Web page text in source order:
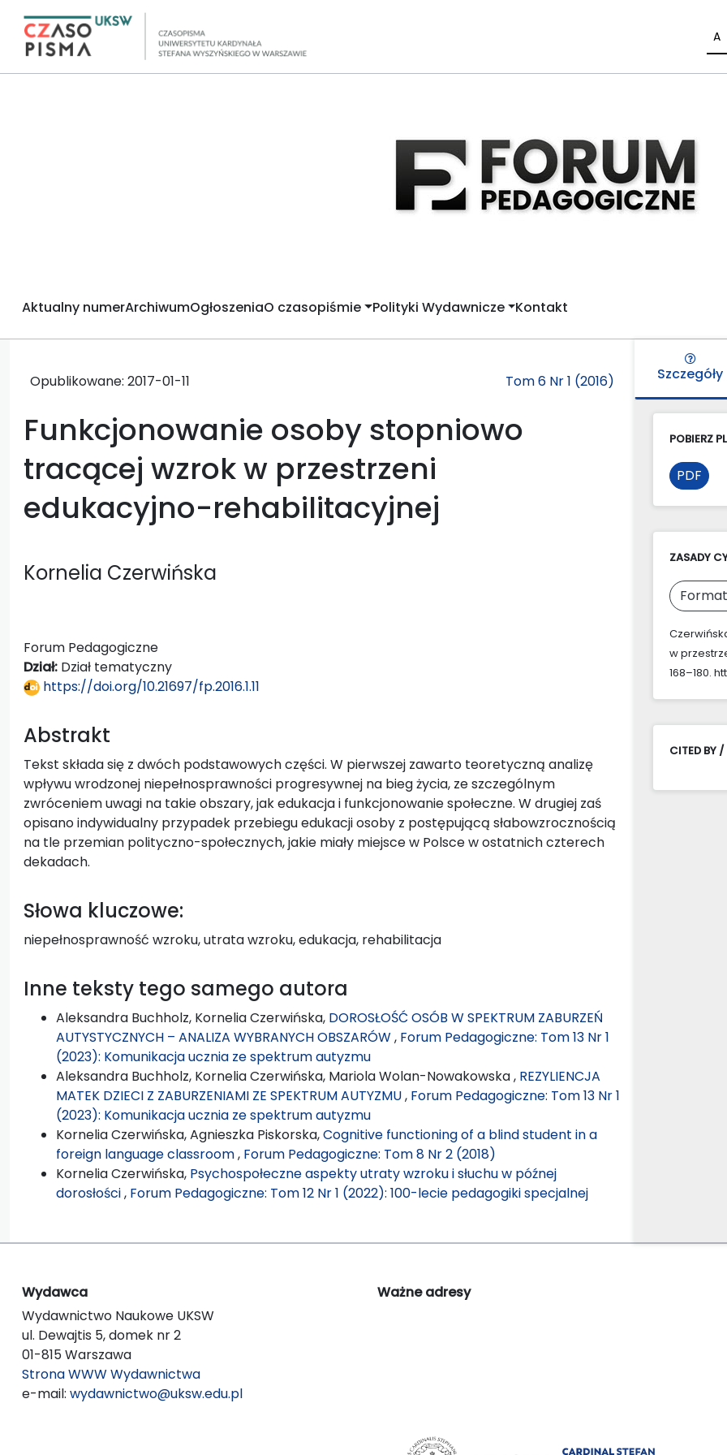
A
Aktualny numerArchiwumOgłoszeniaO czasopiśmie Polityki Wydawnicze Kontakt
Opublikowane: 2017-01-11 Tom 6 Nr 1 (2016)
Funkcjonowanie osoby stopniowo
tracącej wzrok w przestrzeni
edukacyjno-rehabilitacyjnej
Kornelia Czerwińska
Forum Pedagogiczne
Dział: Dział tematyczny
https://doi.org/10.21697/fp.2016.1.11
Abstrakt
Tekst składa się z dwóch podstawowych części. W pierwszej zawarto teoretyczną analizę
wpływu wrodzonej niepełnosprawności progresywnej na bieg życia, ze szczególnym
zwróceniem uwagi na takie obszary, jak edukacja i funkcjonowanie społeczne. W drugiej zaś
opisano indywidualny przypadek przebiegu edukacji osoby z postępującą słabowzrocznością
na tle przemian polityczno-społecznych, jakie miały miejsce w Polsce w ostatnich czterech
dekadach.
Słowa kluczowe:
niepełnosprawność wzroku, utrata wzroku, edukacja, rehabilitacja
Inne teksty tego samego autora
Aleksandra Buchholz, Kornelia Czerwińska, DOROSŁOŚĆ OSÓB W SPEKTRUM ZABURZEŃ
AUTYSTYCZNYCH – ANALIZA WYBRANYCH OBSZARÓW, Forum Pedagogiczne: Tom 13 Nr 1
(2023): Komunikacja ucznia ze spektrum autyzmu
Aleksandra Buchholz, Kornelia Czerwińska, Mariola Wolan-Nowakowska , REZYLIENCJA
MATEK DZIECI Z ZABURZENIAMI ZE SPEKTRUM AUTYZMU, Forum Pedagogiczne: Tom 13 Nr 1
(2023): Komunikacja ucznia ze spektrum autyzmu
Kornelia Czerwińska, Agnieszka Piskorska,Cognitive functioning of a blind student in a
foreign language classroom, Forum Pedagogiczne: Tom 8 Nr 2 (2018)
Kornelia Czerwińska, Psychospołeczne aspekty utraty wzroku i słuchu w późnej
dorosłości, Forum Pedagogiczne: Tom 12 Nr 1 (2022): 100-lecie pedagogiki specjalnej
Szczegóły
POBIERZ
PDF
ZASADY
w
168–180.
CITED BY /
Wydawca
Wydawnictwo Naukowe UKSW
ul. Dewajtis 5, domek nr 2
01-815 Warszawa
Strona WWW Wydawnictwa
e-mail: wydawnictwo@uksw.edu.pl
Ważne adresy